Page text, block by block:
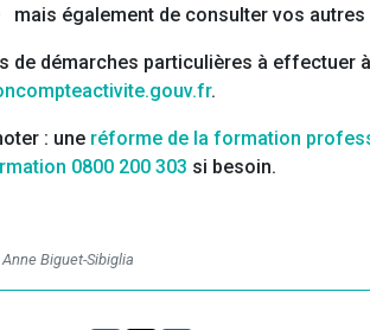
mais également de consulter vos
de démarches particulières à effectuer
.
: une réforme de la formation
0800 200 303 si besoin.
Biguet-Sibiglia